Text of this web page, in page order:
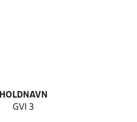
HOLDNAVN
GVI 3